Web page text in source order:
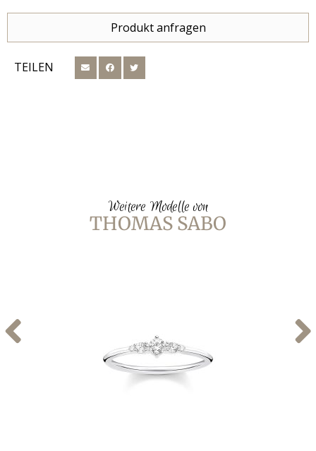
Produkt anfragen
TEILEN
Weitere Modelle von
THOMAS SABO